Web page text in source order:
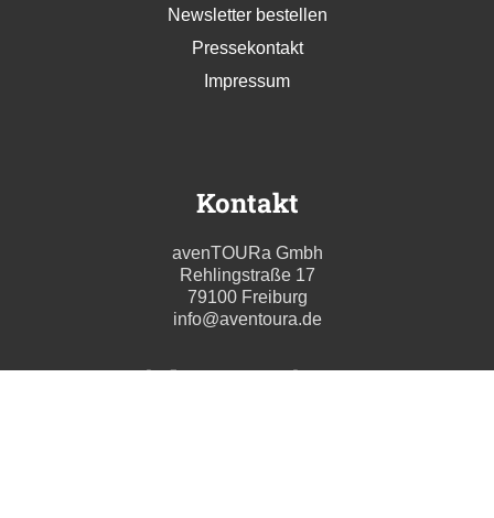
Newsletter bestellen
Pressekontakt
Impressum
Kontakt
avenTOURa Gmbh
Rehlingstraße 17
79100 Freiburg
info@aventoura.de
Wir beraten Sie gern